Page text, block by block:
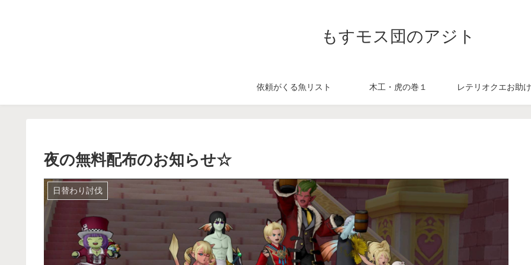
もすモス団のアジト
依頼がくる魚リスト 木工・虎の巻１ レテリオクエお助
夜の無料配布のお知らせ☆
日替わり討伐